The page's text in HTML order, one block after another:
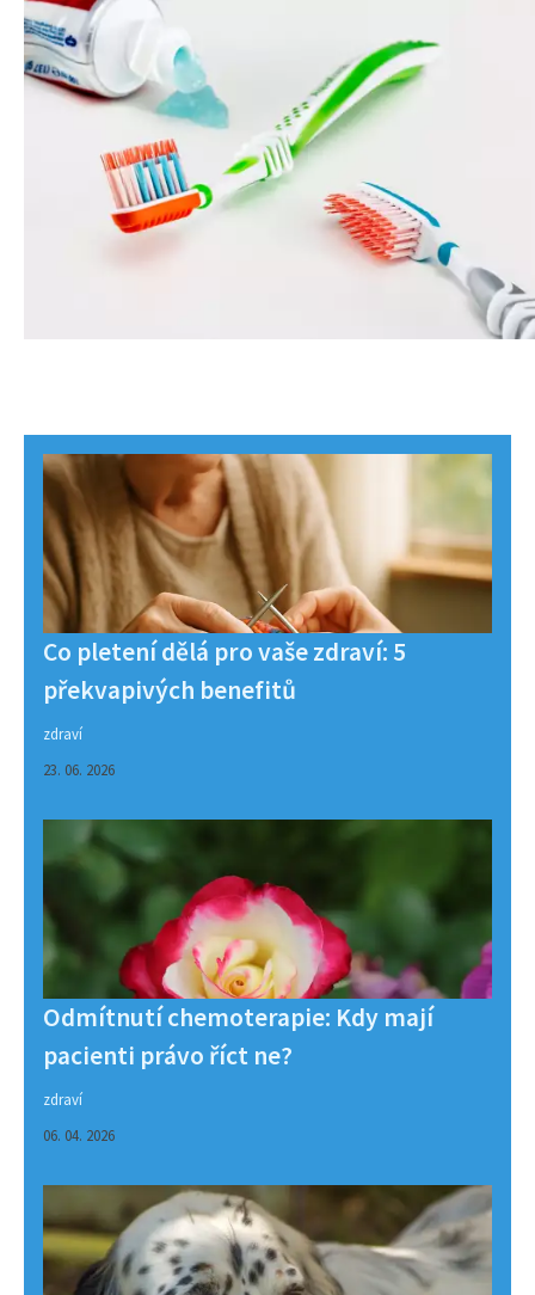
Co pletení dělá pro vaše zdraví: 5
překvapivých benefitů
zdraví
23. 06. 2026
Odmítnutí chemoterapie: Kdy mají
pacienti právo říct ne?
zdraví
06. 04. 2026